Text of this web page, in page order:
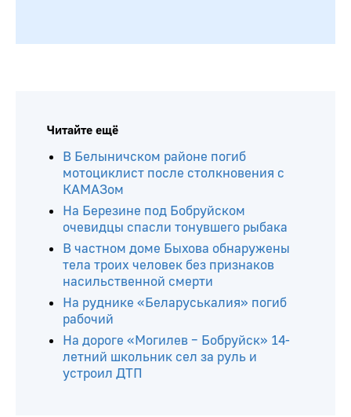
Читайте ещё
В Белыничском районе погиб
мотоциклист после столкновения с
КАМАЗом
На Березине под Бобруйском
очевидцы спасли тонувшего рыбака
В частном доме Быхова обнаружены
тела троих человек без признаков